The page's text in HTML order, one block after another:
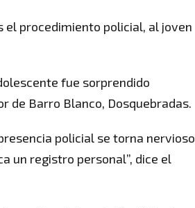
el procedimiento policial, al joven
fue sorprendido
de Barro Blanco, Dosquebradas.
policial se torna nervioso
un registro personal”, dice el